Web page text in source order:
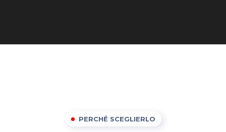
PERCHÉ SCEGLIERLO